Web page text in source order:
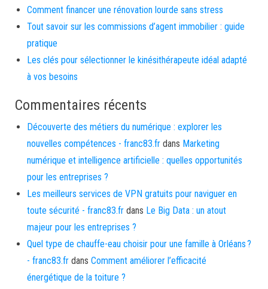
Comment financer une rénovation lourde sans stress
Tout savoir sur les commissions d’agent immobilier : guide
pratique
Les clés pour sélectionner le kinésithérapeute idéal adapté
à vos besoins
Commentaires récents
Découverte des métiers du numérique : explorer les
nouvelles compétences - franc83.fr dans Marketing
numérique et intelligence artificielle : quelles opportunités
pour les entreprises ?
Les meilleurs services de VPN gratuits pour naviguer en
toute sécurité - franc83.fr dans Le Big Data : un atout
majeur pour les entreprises ?
Quel type de chauffe-eau choisir pour une famille à Orléans ?
- franc83.fr dans Comment améliorer l’efficacité
énergétique de la toiture ?